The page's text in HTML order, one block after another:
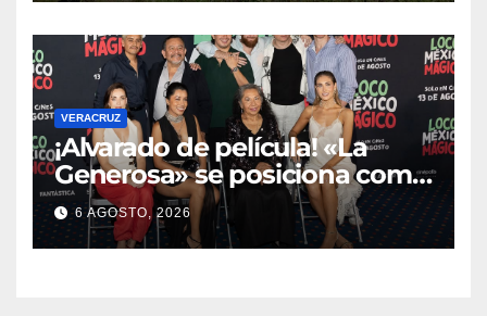
VERACRUZ
¡Alvarado de película! «La
Generosa» se posiciona como
escenario ideal para
producciones de cine y
televisión
6 AGOSTO, 2026